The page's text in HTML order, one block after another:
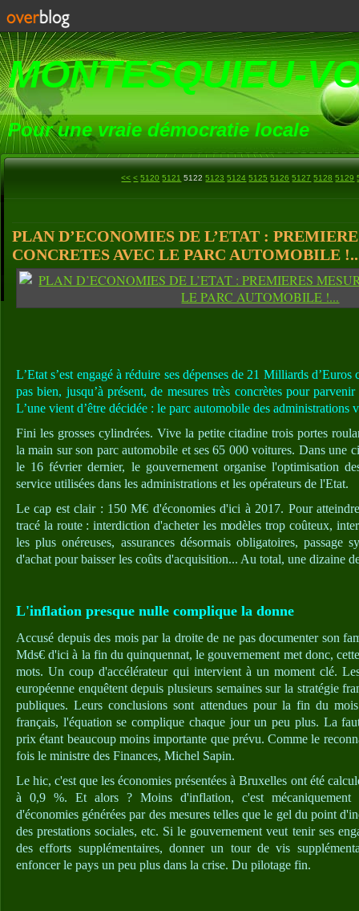
MONTESQUIEU-
Pour une vraie démocratie locale
<< < 5100
5110
5120 5121 5122 5123 5124 5125 5126 5127 5128 5129
PLAN D’ECONOMIES DE L’ETAT :
CONCRETES AVEC LE PARC AUTOMOBILE
L’Etat s’est engagé à réduire ses dépenses de 21 Milliards
pas bien, jusqu’à présent, de mesures très concrètes pour
L’une vient d’être décidée : le parc automobile des administrations
Fini les grosses cylindrées. Vive la petite citadine trois portes
la main sur son parc automobile et ses 65 000 voitures. Dans une
le 16 février dernier, le gouvernement organise l'optimisation
service utilisées dans les administrations et les opérateurs de l'Etat.
Le cap est clair : 150 M€ d'économies d'ici à 2017. Pour
tracé la route : interdiction d'acheter les modèles trop coûteux,
les plus onéreuses, assurances désormais obligatoires, passage
d'achat pour baisser les coûts d'acquisition... Au total, une dizaine
L'inflation presque nulle complique la donne
Accusé depuis des mois par la droite de ne pas documenter son
Mds€ d'ici à la fin du quinquennat, le gouvernement met donc,
mots. Un coup d'accélérateur qui intervient à un moment clé.
européenne enquêtent depuis plusieurs semaines sur la stratégie
publiques. Leurs conclusions sont attendues pour la fin du
français, l'équation se complique chaque jour un peu plus. La
prix étant beaucoup moins importante que prévu. Comme le
fois le ministre des Finances, Michel Sapin.
Le hic, c'est que les économies présentées à Bruxelles ont été
à 0,9 %. Et alors ? Moins d'inflation, c'est mécaniquement
d'économies générées par des mesures telles que le gel du point
des prestations sociales, etc. Si le gouvernement veut tenir ses
des efforts supplémentaires, donner un tour de vis
enfoncer le pays un peu plus dans la crise. Du pilotage fin.